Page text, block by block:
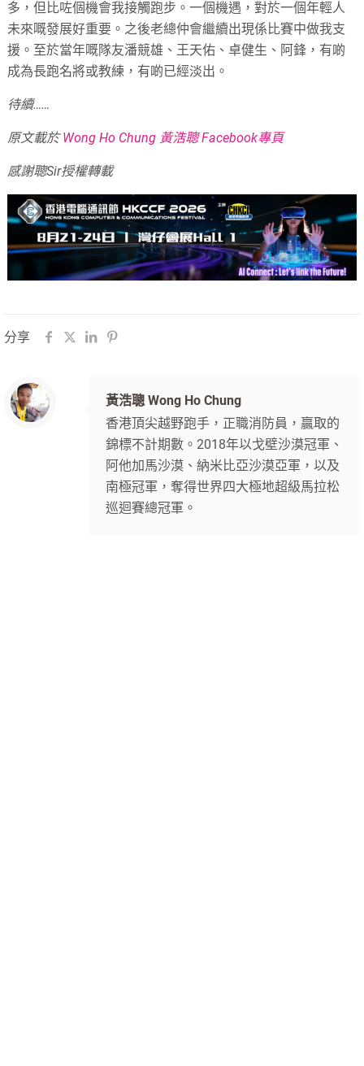
多，但比咗個機會我接觸跑步。一個機遇，對於一個年輕人
未來嘅發展好重要。之後老總仲會繼續出現係比賽中做我支
援。至於當年嘅隊友潘競雄、王天佑、卓健生、阿鋒，有啲
成為長跑名將或教練，有啲已經淡出。
待續……
原文載於Wong Ho Chung 黃浩聰 Facebook專頁
感謝聰Sir授權轉載
分享
黃浩聰 Wong Ho Chung
香港頂尖越野跑手，正職消防員，贏取的
錦標不計期數。2018年以戈壁沙漠冠軍、
阿他加馬沙漠、納米比亞沙漠亞軍，以及
南極冠軍，奪得世界四大極地超級馬拉松
巡迴賽總冠軍。